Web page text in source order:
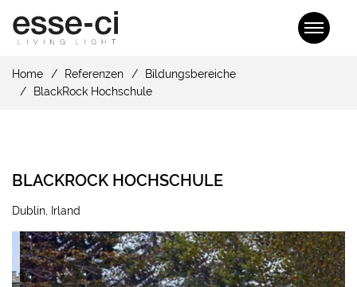
Home Referenzen
Bildungsbereiche
BlackRock Hochschule
BLACKROCK HOCHSCHULE
Dublin, Irland